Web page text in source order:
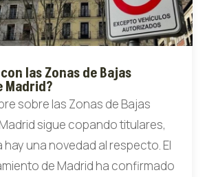
las Zonas de Bajas
Madrid?
sobre las Zonas de Bajas
sigue copando titulares,
una novedad al respecto. El
de Madrid ha confirmado